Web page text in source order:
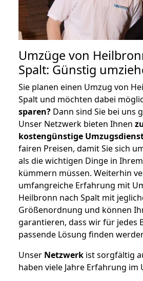
Umzüge von
Spalt: Günstig
Sie planen einen Umzug von
Spalt und möchten dabei
sparen? Dann sind Sie bei uns
Unser Netzwerk bieten Ihnen
kostengünstige
fairen Preisen, damit Sie sich
als die wichtigen Dinge in
kümmern müssen. Weiterhin
umfangreiche Erfahrung mit
Heilbronn nach Spalt mit
Größenordnung und können
garantieren, dass wir für jedes
passende Lösung finden
Unser Netzwerk ist sorgfältig
haben viele Jahre Erfahrung im